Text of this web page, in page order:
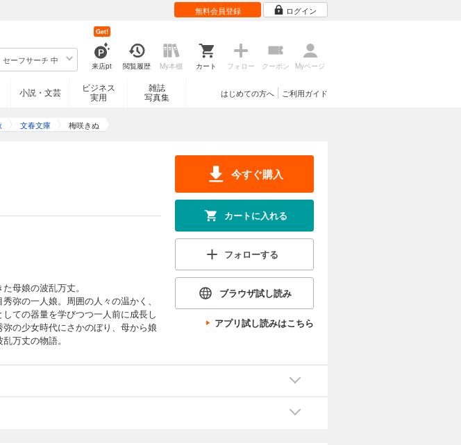
無料会員登録 ログイン
セーフサーチ 中
来店pt
Get!
閲覧履歴 My本棚 カート フォロー クーポン Myページ
小説・文芸
ビジネス
実用
雑誌
写真集
ご利用ガイド
はじめての方へ
文春文庫 梅咲きぬ
母娘の波乱万丈。
弥の一人娘。周囲の人々の温かく、
ての器量を学びつつ一人前に成長し
の少女時代にさかのぼり、母から娘
万丈の物語。
今すぐ購入
カートに入れる
フォローする
ブラウザ試し読み
アプリ試し読みはこちら